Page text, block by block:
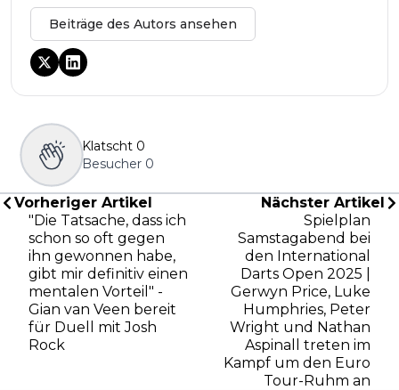
Beiträge des Autors ansehen
Klatscht 0
Besucher 0
Vorheriger Artikel
"Die Tatsache, dass ich
schon so oft gegen
ihn gewonnen habe,
gibt mir definitiv einen
mentalen Vorteil" -
Gian van Veen bereit
für Duell mit Josh
Rock
Nächster Artikel
Spielplan
Samstagabend bei
den International
Darts Open 2025 |
Gerwyn Price, Luke
Humphries, Peter
Wright und Nathan
Aspinall treten im
Kampf um den Euro
Tour-Ruhm an